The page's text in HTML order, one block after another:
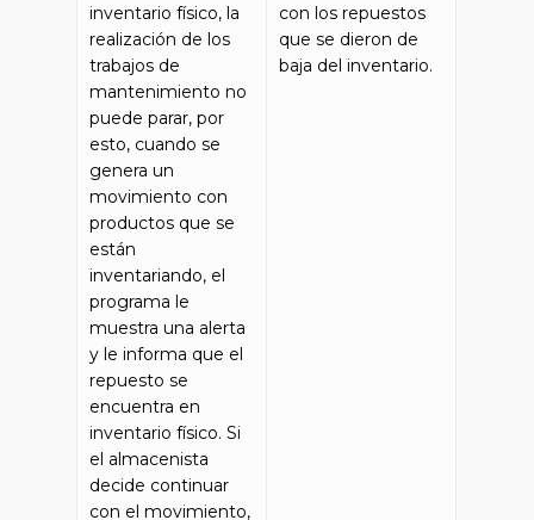
inventario físico, la
realización de los
trabajos de
mantenimiento no
puede parar, por
esto, cuando se
genera un
movimiento con
productos que se
están
inventariando, el
programa le
muestra una alerta
y le informa que el
repuesto se
encuentra en
inventario físico. Si
el almacenista
decide continuar
con el movimiento,
con los repuestos
que se dieron de
baja del inventario.